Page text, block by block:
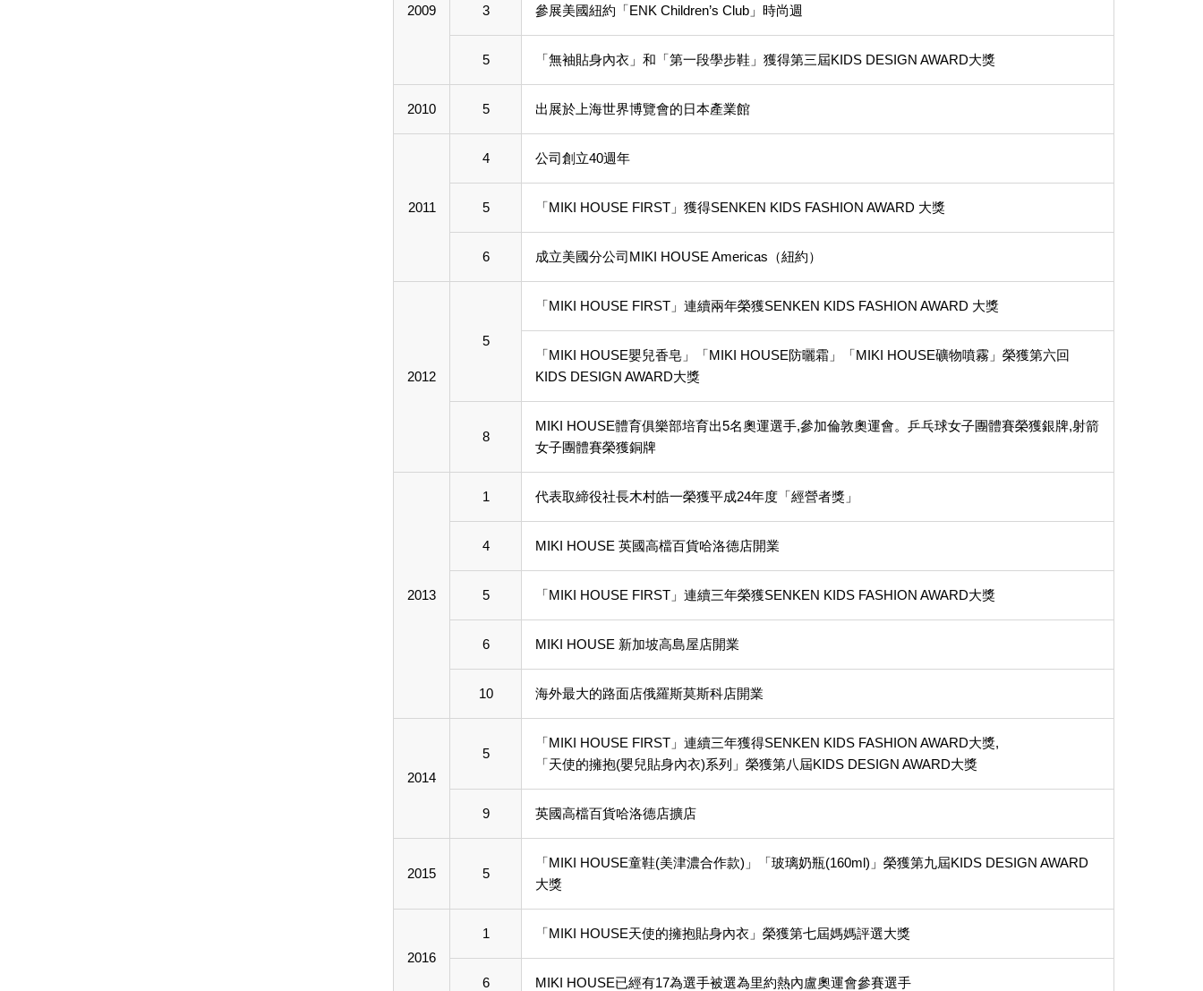
2009 3 參展美國紐約「ENK Children’s Club」時尚週
5 「無袖貼身內衣」和「第一段學步鞋」獲得第三屆KIDS DESIGN AWARD大獎
2010 5 出展於上海世界博覽會的日本產業館
2011
4 公司創立40週年
5 「MIKI HOUSE FIRST」獲得SENKEN KIDS FASHION AWARD 大獎
6 成立美國分公司MIKI HOUSE Americas（紐約）
2012
5
「MIKI HOUSE FIRST」連續兩年榮獲SENKEN KIDS FASHION AWARD 大獎
「MIKI HOUSE嬰兒香皂」「MIKI HOUSE防曬霜」「MIKI HOUSE礦物噴霧」榮獲第六回
KIDS DESIGN AWARD大獎
8
MIKI HOUSE體育俱樂部培育出5名奧運選手,參加倫敦奧運會。乒乓球女子團體賽榮獲銀牌,射箭
女子團體賽榮獲銅牌
2013
1 代表取締役社長木村皓一榮獲平成24年度「經營者獎」
4 MIKI HOUSE 英國高檔百貨哈洛德店開業
5 「MIKI HOUSE FIRST」連續三年榮獲SENKEN KIDS FASHION AWARD大獎
6 MIKI HOUSE 新加坡高島屋店開業
10 海外最大的路面店俄羅斯莫斯科店開業
2014
5
「MIKI HOUSE FIRST」連續三年獲得SENKEN KIDS FASHION AWARD大獎,
「天使的擁抱(嬰兒貼身內衣)系列」榮獲第八屆KIDS DESIGN AWARD大獎
9 英國高檔百貨哈洛德店擴店
2015 5
「MIKI HOUSE童鞋(美津濃合作款)」「玻璃奶瓶(160ml)」榮獲第九屆KIDS DESIGN AWARD
大獎
2016
1 「MIKI HOUSE天使的擁抱貼身內衣」榮獲第七屆媽媽評選大獎
6 MIKI HOUSE已經有17為選手被選為里約熱內盧奧運會參賽選手